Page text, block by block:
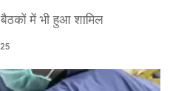
में भी हुआ शामिल